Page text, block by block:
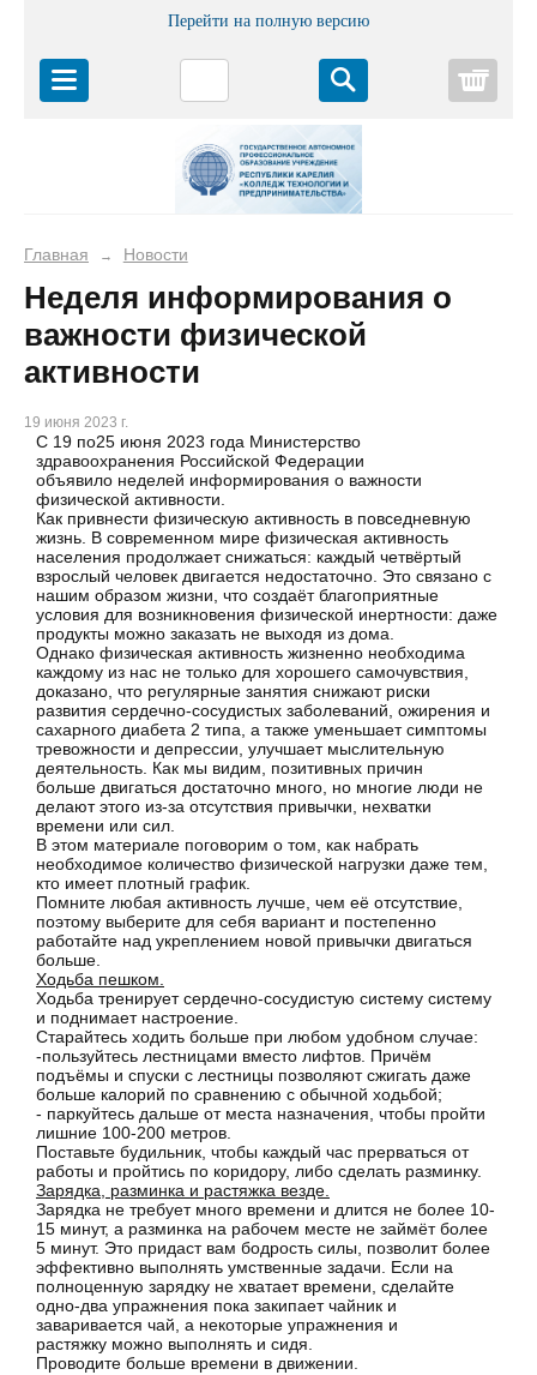
Перейти на полную версию
Главная → Новости
Неделя информирования о
важности физической
активности
19 июня 2023 г.
С 19 по25 июня 2023 года Министерство
здравоохранения Российской Федерации
объявило неделей информирования о важности
физической активности.
Как привнести физическую активность в повседневную
жизнь. В современном мире физическая активность
населения продолжает снижаться: каждый четвёртый
взрослый человек двигается недостаточно. Это связано с
нашим образом жизни, что создаёт благоприятные
условия для возникновения физической инертности: даже
продукты можно заказать не выходя из дома.
Однако физическая активность жизненно необходима
каждому из нас не только для хорошего самочувствия,
доказано, что регулярные занятия снижают риски
развития сердечно-сосудистых заболеваний, ожирения и
сахарного диабета 2 типа, а также уменьшает симптомы
тревожности и депрессии, улучшает мыслительную
деятельность. Как мы видим, позитивных причин
больше двигаться достаточно много, но многие люди не
делают этого из-за отсутствия привычки, нехватки
времени или сил.
В этом материале поговорим о том, как набрать
необходимое количество физической нагрузки даже тем,
кто имеет плотный график.
Помните любая активность лучше, чем её отсутствие,
поэтому выберите для себя вариант и постепенно
работайте над укреплением новой привычки двигаться
больше.
Ходьба пешком.
Ходьба тренирует сердечно-сосудистую систему систему
и поднимает настроение.
Старайтесь ходить больше при любом удобном случае:
-пользуйтесь лестницами вместо лифтов. Причём
подъёмы и спуски с лестницы позволяют сжигать даже
больше калорий по сравнению с обычной ходьбой;
- паркуйтесь дальше от места назначения, чтобы пройти
лишние 100-200 метров.
Поставьте будильник, чтобы каждый час прерваться от
работы и пройтись по коридору, либо сделать разминку.
Зарядка, разминка и растяжка везде.
Зарядка не требует много времени и длится не более 10-
15 минут, а разминка на рабочем месте не займёт более
5 минут. Это придаст вам бодрость силы, позволит более
эффективно выполнять умственные задачи. Если на
полноценную зарядку не хватает времени, сделайте
одно-два упражнения пока закипает чайник и
заваривается чай, а некоторые упражнения и
растяжку можно выполнять и сидя.
Проводите больше времени в движении.